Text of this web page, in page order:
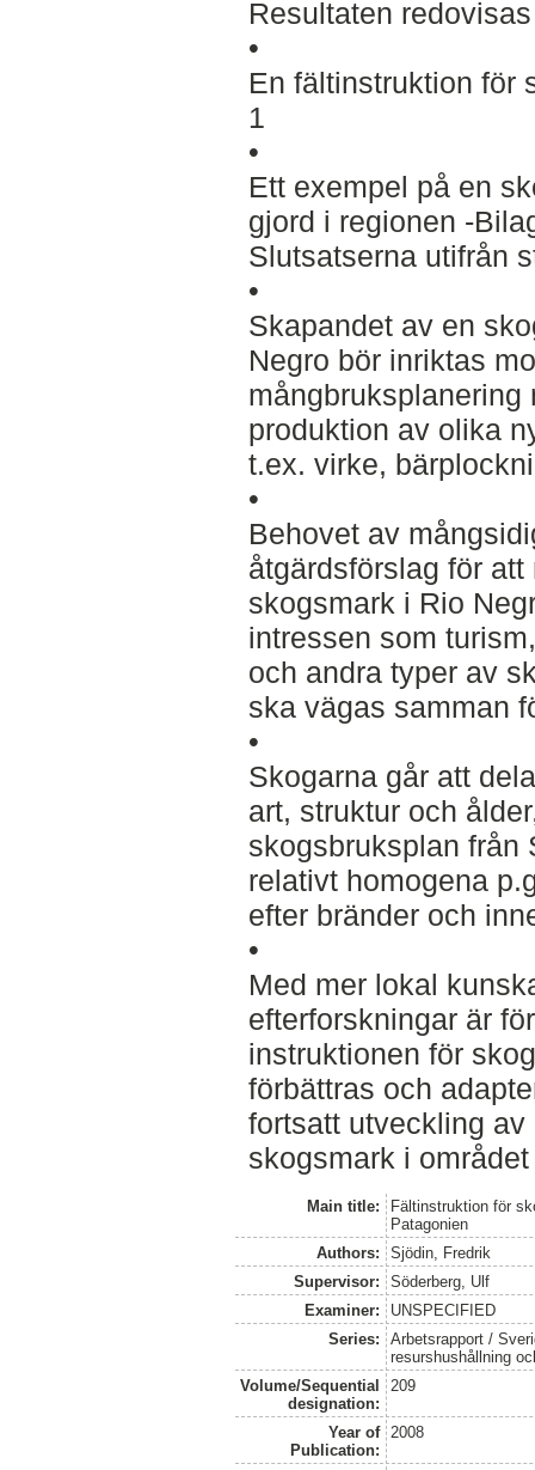
Resultaten
•
En fältinstruktion för
1
•
Ett exempel på en
gjord i regionen -
Slutsatserna utifrån
•
Skapandet av en
Negro bör inriktas
mångbruksplanering
produktion av olika
t.ex. virke,
•
Behovet av
åtgärdsförslag för
skogsmark i Rio
intressen som
och andra typer av
ska vägas samman
•
Skogarna går att
art, struktur och
skogsbruksplan från
relativt homogena
efter bränder och
•
Med mer lokal
efterforskningar är
instruktionen för
förbättras och
fortsatt utveckling
skogsmark i
Main title:
Fältinstruktion för
Patagonien
Authors:
Sjödin, Fredrik
Supervisor:
Söderberg, Ulf
Examiner:
UNSPECIFIED
Series:
Arbetsrapport /
resurshushållning
Volume/Sequential
designation:
209
Year of
Publication:
2008